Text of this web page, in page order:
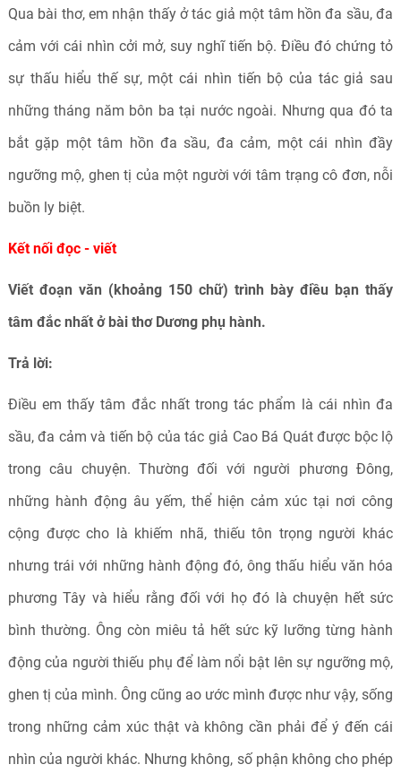
Qua bài thơ, em nhận thấy ở tác giả một tâm hồn đa sầu, đa
cảm với cái nhìn cởi mở, suy nghĩ tiến bộ. Điều đó chứng tỏ
sự thấu hiểu thế sự, một cái nhìn tiến bộ của tác giả sau
những tháng năm bôn ba tại nước ngoài. Nhưng qua đó ta
bắt gặp một tâm hồn đa sầu, đa cảm, một cái nhìn đầy
ngưỡng mộ, ghen tị của một người với tâm trạng cô đơn, nỗi
buồn ly biệt.
Kết nối đọc - viết
Viết đoạn văn (khoảng 150 chữ) trình bày điều bạn thấy
tâm đắc nhất ở bài thơ Dương phụ hành.
Trả lời:
Điều em thấy tâm đắc nhất trong tác phẩm là cái nhìn đa
sầu, đa cảm và tiến bộ của tác giả Cao Bá Quát được bộc lộ
trong câu chuyện. Thường đối với người phương Đông,
những hành động âu yếm, thể hiện cảm xúc tại nơi công
cộng được cho là khiếm nhã, thiếu tôn trọng người khác
nhưng trái với những hành động đó, ông thấu hiểu văn hóa
phương Tây và hiểu rằng đối với họ đó là chuyện hết sức
bình thường. Ông còn miêu tả hết sức kỹ lưỡng từng hành
động của người thiếu phụ để làm nổi bật lên sự ngưỡng mộ,
ghen tị của mình. Ông cũng ao ước mình được như vậy, sống
trong những cảm xúc thật và không cần phải để ý đến cái
nhìn của người khác. Nhưng không, số phận không cho phép